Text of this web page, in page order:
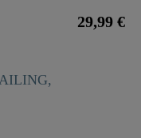
29,99 €